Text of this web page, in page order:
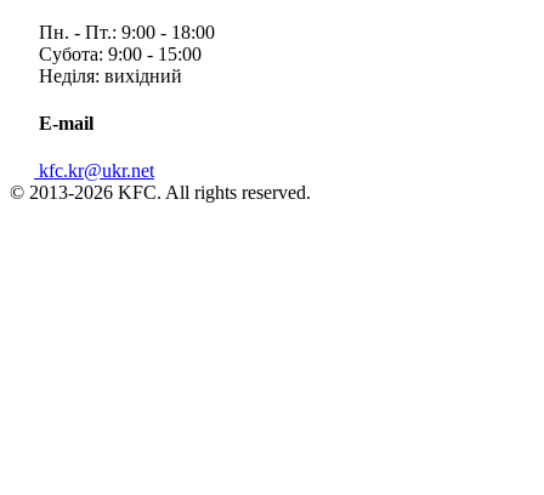
Пн. - Пт.: 9:00 - 18:00
Субота: 9:00 - 15:00
Неділя: вихідний
E-mail
kfc.kr@ukr.net
© 2013-2026 KFC. All rights reserved.